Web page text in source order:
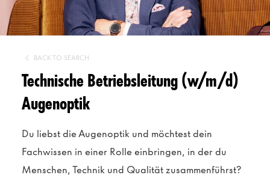
BACK TO SEARCH
Technische Betriebsleitung (w/m/d)
Augenoptik
Du liebst die Augenoptik und möchtest dein
Fachwissen in einer Rolle einbringen, in der du
Menschen, Technik und Qualität zusammenführst?